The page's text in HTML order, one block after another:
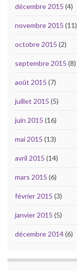
décembre 2015 (4)
novembre 2015 (11)
octobre 2015 (2)
septembre 2015 (8)
août 2015 (7)
juillet 2015 (5)
juin 2015 (16)
mai 2015 (13)
avril 2015 (14)
mars 2015 (6)
février 2015 (3)
janvier 2015 (5)
décembre 2014(6)